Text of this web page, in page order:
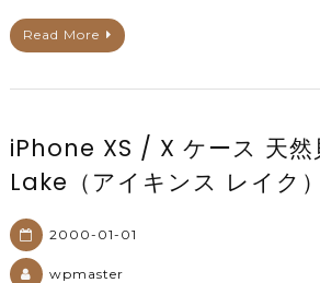
Read More
iPhone XS / X ケース 天
Lake（アイキンス レイク）
2000-01-01
wpmaster